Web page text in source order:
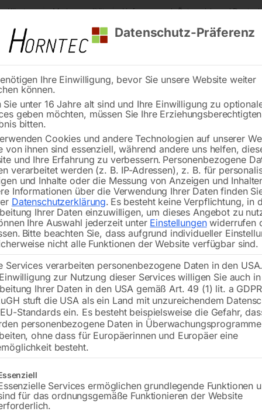
Kärnten Markenqualität Lieferung nach Österreich und
Reinigung
PRO 1000×1000 mm 16-100×100
🔍
Schweißtisch
Tischplatte 1000×1000 mm
Bohrung ø16
Gitter 100×100
€2.112,00
inkl. MwSt. Kostenloser Versand
Versandkosten Standard (Österreich):
Datenschutz-Präferenz
Ihre Einwilligung, bevor Sie unsere Website weiter
können.
Sie unter 16 Jahre alt sind und Ihre Einwilligung zu
geben möchten, müssen Sie Ihre
bitten.
Cookies und andere Technologien auf unserer
von ihnen sind essenziell, während andere uns helfen,
und Ihre Erfahrung zu verbessern. Personenbezogene
verarbeitet werden (z. B. IP-Adressen), z. B. für
und Inhalte oder die Messung von Anzeigen und
Informationen über die Verwendung Ihrer Daten finden
Datenschutzerklärung. Es besteht keine Verpflichtung, in
Ihrer Daten einzuwilligen, um dieses Angebot zu
Ihre Auswahl jederzeit unter Einstellungenwiderrufen
Bitte beachten Sie, dass aufgrund individueller
nicht alle Funktionen der Website verfügbar sind.
Services verarbeiten personenbezogene Daten in den
zur Nutzung dieser Services willigen Sie auch
Ihrer Daten in den USA gemäß Art. 49 (1) lit. a
stuft die USA als ein Land mit unzureichendem
Standards ein. Es besteht beispielsweise die Gefahr,
personenbezogene Daten in
ohne dass für Europäerinnen und Europäer eine
besteht.
eine Liste der Service-Gruppen, für die eine Einwilligung erteilt
Services ermöglichen grundlegende Funktionen
für das ordnungsgemäße Funktionieren der Website